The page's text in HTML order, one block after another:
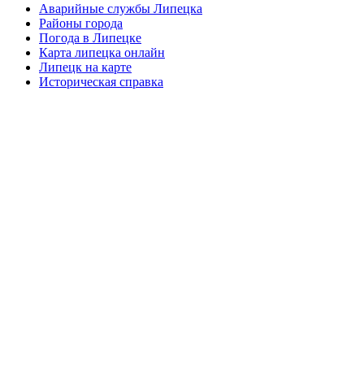
Аварийные службы Липецка
Районы города
Погода в Липецке
Карта липецка онлайн
Липецк на карте
Историческая справка